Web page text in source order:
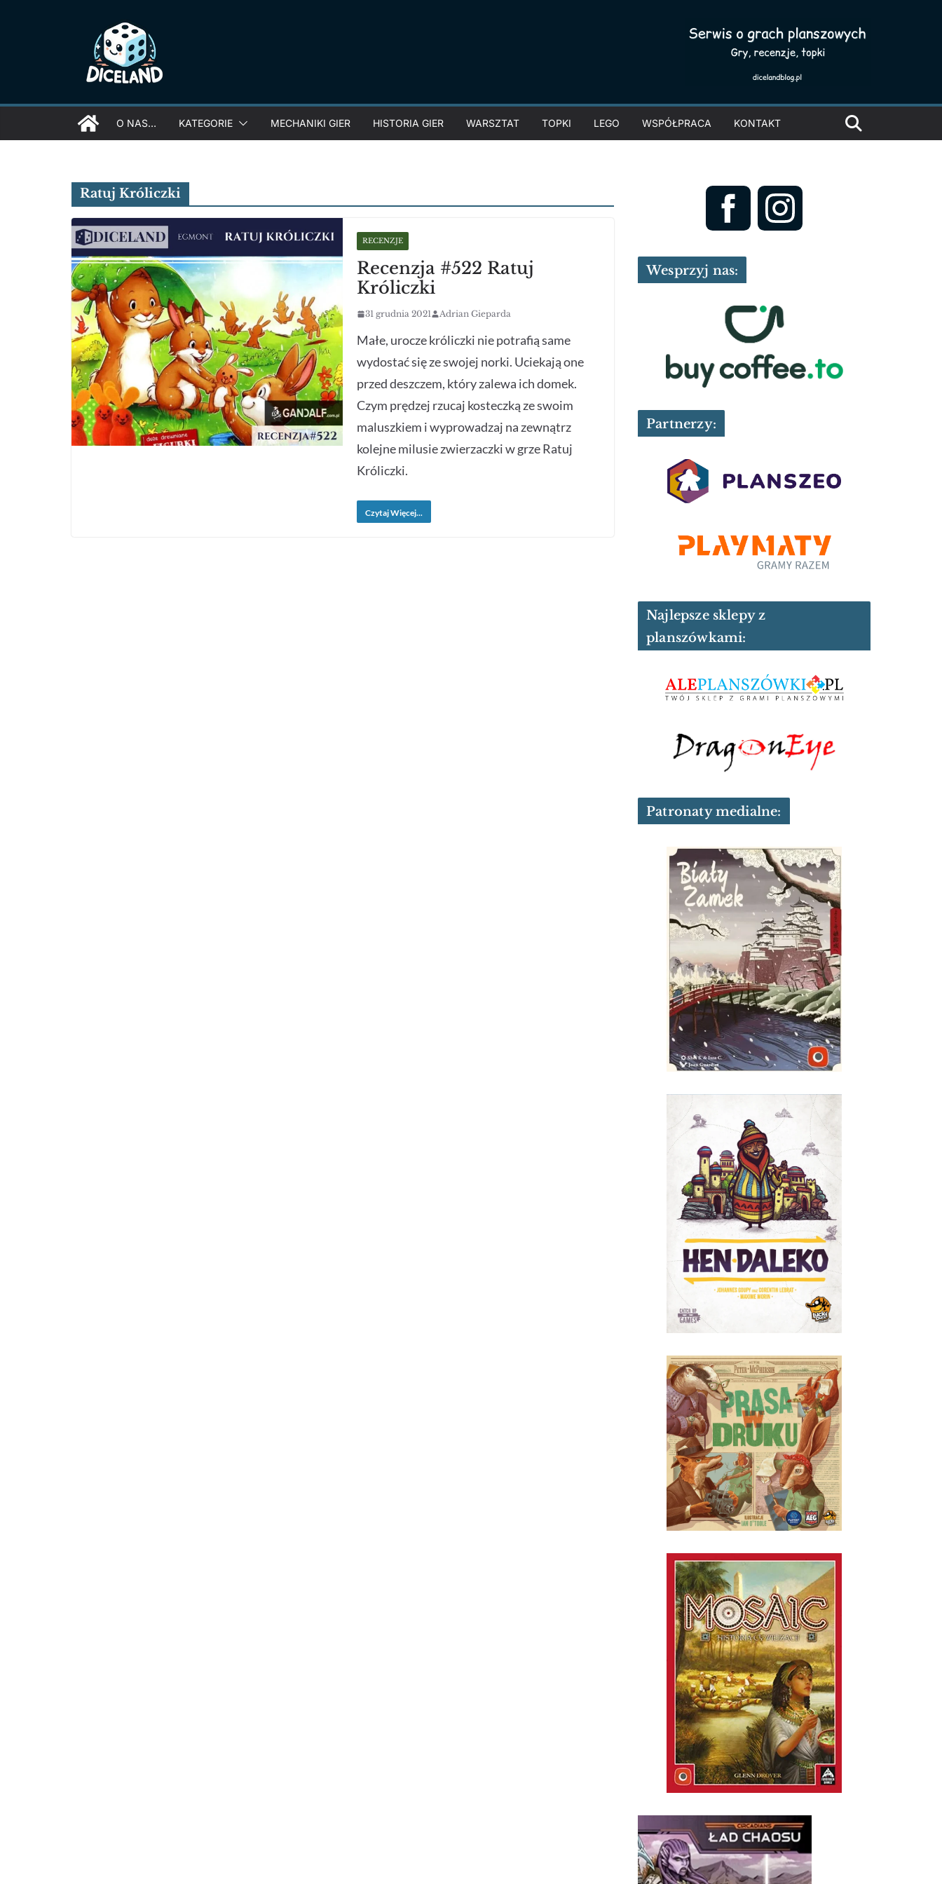
O NAS… KATEGORIE MECHANIKI GIER HISTORIA GIER WARSZTAT TOPKI LEGO WSPÓŁPRACA KONTAKT
Ratuj Króliczki
RECENZJE
Recenzja #522 Ratuj
Króliczki
31 grudnia 2021 Adrian Gieparda
Małe, urocze króliczki nie potrafią same
wydostać się ze swojej norki. Uciekają one
przed deszczem, który zalewa ich domek.
Czym prędzej rzucaj kosteczką ze swoim
maluszkiem i wyprowadzaj na zewnątrz
kolejne milusie zwierzaczki w grze Ratuj
Króliczki.
Czytaj Więcej...
Wesprzyj nas:
Partnerzy:
Najlepsze sklepy z
planszówkami:
Patronaty medialne: